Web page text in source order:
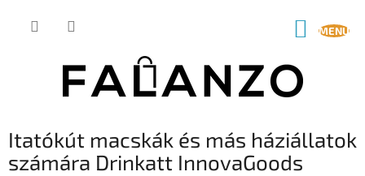
KOSÁR
Itatókút macskák és más háziállatok
számára Drinkatt InnovaGoods